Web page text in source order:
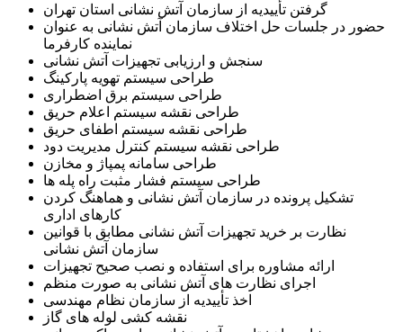
گرفتن تأییدیه از سازمان آتش نشانی استان تهران
حضور در جلسات حل اختلاف سازمان آتش نشانی به عنوان
نماینده کارفرما
سنجش و ارزیابی تجهیزات آتش نشانی
طراحی سیستم تهویه پارکینگ
طراحی سیستم برق اضطراری
طراحی نقشه سیستم اعلام حریق
طراحی نقشه سیستم اطفای حریق
طراحی نقشه سیستم کنترل مدیریت دود
طراحی سامانه پمپاژ و مخازن
طراحی سیستم فشار مثبت راه پله ها
تشکیل پرونده در سازمان آتش نشانی و هماهنگ کردن
کارهای اداری
نظارت بر خرید تجهیزات آتش نشانی مطابق با قوانین
سازمان آتش نشانی
ارائه مشاوره برای استفاده و نصب صحیح تجهیزات
اجرای نظارت های آتش نشانی به صورت منظم
اخذ تأییدیه از سازمان نظام مهندسی
نقشه کشی لوله های گاز